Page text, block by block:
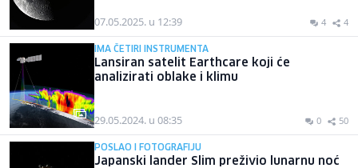
07.05.2025. u 12:39 4 4
IMA ČETIRI INSTRUMENTA
Lansiran satelit Earthcare koji će
analizirati oblake i klimu
29.05.2024. u 08:35 0 50
POSLAO I FOTOGRAFIJU
Japanski lander Slim preživio lunarnu noć